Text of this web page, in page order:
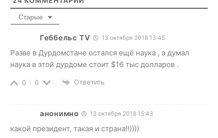
Старые
Геббельс TV 13 октября 2018 13:45
Разве в Дурдомстане остался ещё наука , а думал
наука в этой дурдоме стоит $16 тыс долларов .
0 0 Ответить
анонимно 13 октября 2018 15:43
какой президент, такая и страна!!))))